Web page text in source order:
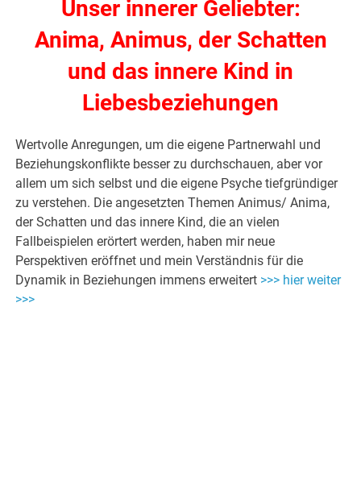
Unser innerer Geliebter:
Anima, Animus, der Schatten
und das innere Kind in
Liebesbeziehungen
Wertvolle Anregungen, um die eigene Partnerwahl und
Beziehungskonflikte besser zu durchschauen, aber vor
allem um sich selbst und die eigene Psyche tiefgründiger
zu verstehen. Die angesetzten Themen Animus/ Anima,
der Schatten und das innere Kind, die an vielen
Fallbeispielen erörtert werden, haben mir neue
Perspektiven eröffnet und mein Verständnis für die
Dynamik in Beziehungen immens erweitert >>> hier weiter
>>>